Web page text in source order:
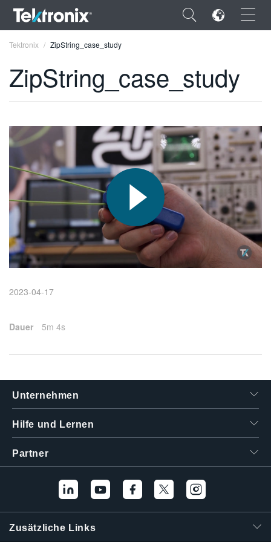
×
FRANÇAIS
DEUTSCH
VIỆT NAM
日本語
Tektronix ZipString_case_study
ZipString_case_study
2023-04-17
Dauer 5m 4s
Unternehmen
Hilfe und Lernen
Partner
Zusätzliche Links